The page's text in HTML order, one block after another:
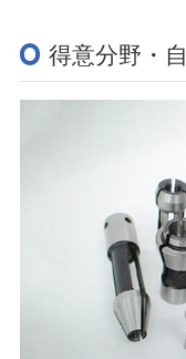
得意分野・